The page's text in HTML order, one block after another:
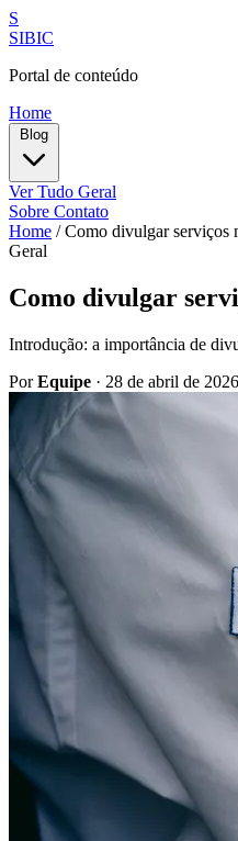
S
SIBIC
Portal de conteúdo
Home
Ver Tudo Geral
Sobre Contato
Home / Como divulgar serviços
Geral
Como divulgar
Introdução: a importância de
PorEquipe · 28 de abril de 2026